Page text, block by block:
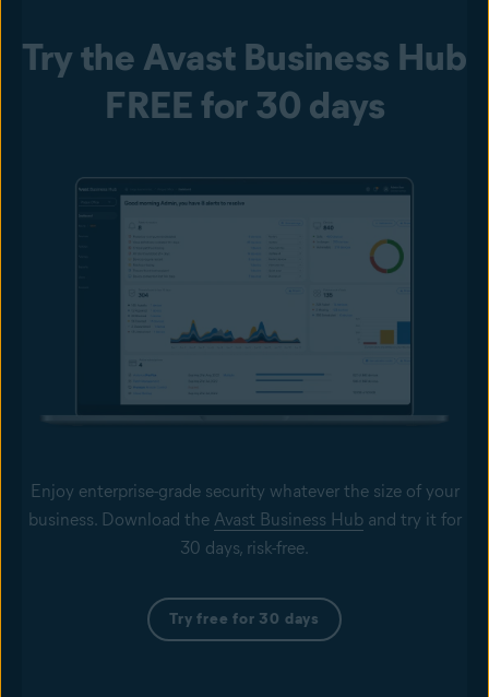
Try the Avast Business Hub
FREE for 30 days
Enjoy enterprise-grade security whatever the size of your
business. Download the Avast Business Huband try it for
30 days, risk-free.
Try free for 30 days